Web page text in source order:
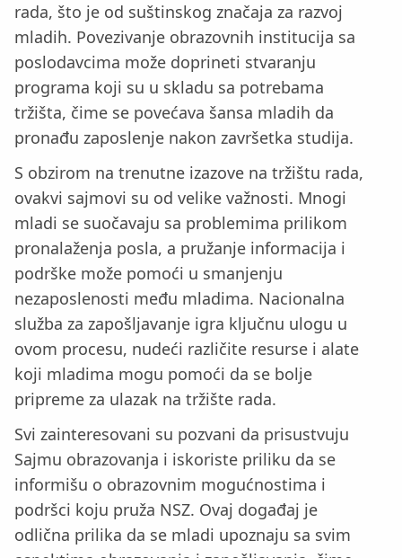
rada, što je od suštinskog značaja za razvoj
mladih. Povezivanje obrazovnih institucija sa
poslodavcima može doprineti stvaranju
programa koji su u skladu sa potrebama
tržišta, čime se povećava šansa mladih da
pronađu zaposlenje nakon završetka studija.
S obzirom na trenutne izazove na tržištu rada,
ovakvi sajmovi su od velike važnosti. Mnogi
mladi se suočavaju sa problemima prilikom
pronalaženja posla, a pružanje informacija i
podrške može pomoći u smanjenju
nezaposlenosti među mladima. Nacionalna
služba za zapošljavanje igra ključnu ulogu u
ovom procesu, nudeći različite resurse i alate
koji mladima mogu pomoći da se bolje
pripreme za ulazak na tržište rada.
Svi zainteresovani su pozvani da prisustvuju
Sajmu obrazovanja i iskoriste priliku da se
informišu o obrazovnim mogućnostima i
podršci koju pruža NSZ. Ovaj događaj je
odlična prilika da se mladi upoznaju sa svim